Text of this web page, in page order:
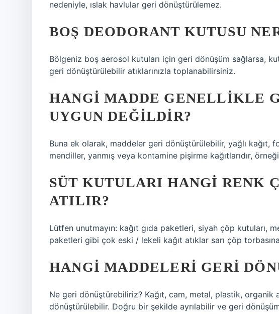
nedeniyle, ıslak havlular geri dönüştürülemez.
BOŞ DEODORANT KUTUSU
Bölgeniz boş aerosol kutuları için geri dönüşüm sağlarsa,
geri dönüştürülebilir atıklarınızla toplanabilirsiniz.
HANGI MADDE GENELLIKLE
UYGUN DEĞILDIR?
Buna ek olarak, maddeler geri dönüştürülebilir, yağlı kağıt,
mendiller, yanmış veya kontamine pişirme kağıtlarıdır,
SÜT KUTULARI HANGI RENK
ATILIR?
Lütfen unutmayın: kağıt gıda paketleri, siyah çöp kutuları,
paketleri gibi çok eski / lekeli kağıt atıklar sarı çöp
HANGI MADDELERI GERI
Ne geri dönüştürebiliriz? Kağıt, cam, metal, plastik, organik
dönüştürülebilir. Doğru bir şekilde ayrılabilir ve geri